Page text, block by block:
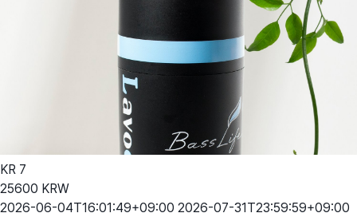
KR 7
25600 KRW
2026-06-04T16:01:49+09:00 2026-07-31T23:59:59+09:00